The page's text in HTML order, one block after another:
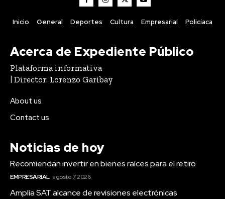
Inicio General Deportes Cultura Empresarial Policiaca
Acerca de Expediente Público
Plataforma informativa
| Director: Lorenzo Garibay
About us
Contact us
Noticias de hoy
Recomiendan invertir en bienes raíces para el retiro
EMPRESARIAL agosto 7, 2026
Amplía SAT alcance de revisiones electrónicas